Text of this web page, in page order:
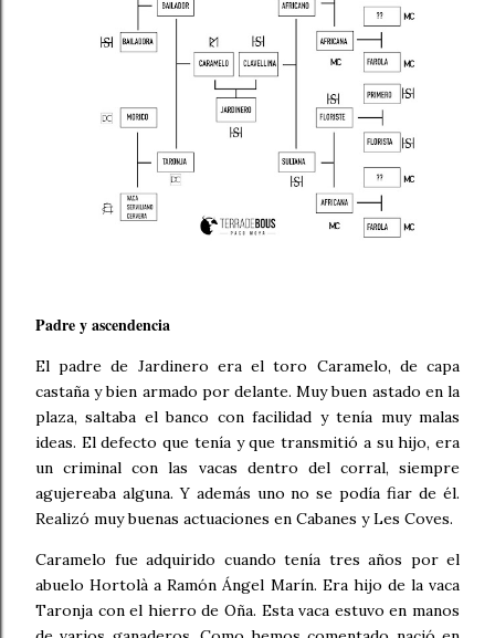
Padre y ascendencia
El padre de Jardinero era el toro Caramelo, de capa
castaña y bien armado por delante. Muy buen astado en la
plaza, saltaba el banco con facilidad y tenía muy malas
ideas. El defecto que tenía y que transmitió a su hijo, era
un criminal con las vacas dentro del corral, siempre
agujereaba alguna. Y además uno no se podía fiar de él.
Realizó muy buenas actuaciones en Cabanes y Les Coves.
Caramelo fue adquirido cuando tenía tres años por el
abuelo Hortolà a Ramón Ángel Marín. Era hijo de la vaca
Taronja con el hierro de Oña. Esta vaca estuvo en manos